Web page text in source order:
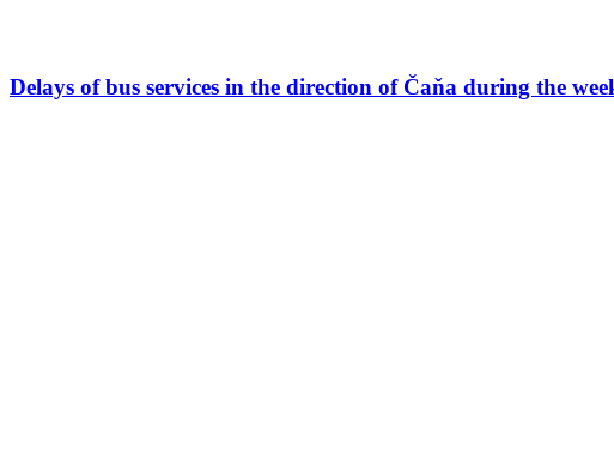
Delays of bus services in the direction of Čaňa during the